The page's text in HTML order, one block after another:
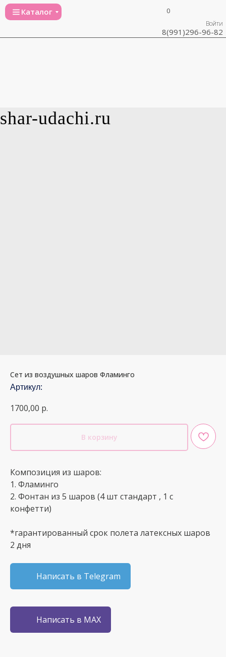
Каталог
Войти
0
8(991)296-96-82
shar-udachi.ru
Сет из воздушных шаров Фламинго
Артикул:
1700,00 р.
В корзину
Композиция из шаров:
1. Фламинго
2. Фонтан из 5 шаров (4 шт стандарт , 1 с
конфетти)
*гарантированный срок полета латексных шаров
2 дня
Написать в Telegram
Написать в MAX